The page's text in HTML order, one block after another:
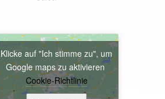
Klicke auf "Ich stimme zu", um
Google maps zu aktivieren
Cookie-Richtlinie